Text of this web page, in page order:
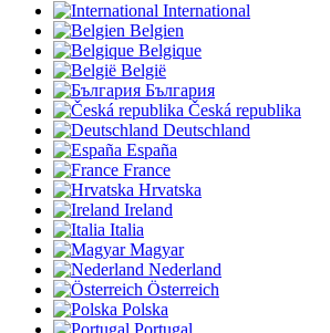
International
Belgien
Belgique
België
България
Česká republika
Deutschland
España
France
Hrvatska
Ireland
Italia
Magyar
Nederland
Österreich
Polska
Portugal